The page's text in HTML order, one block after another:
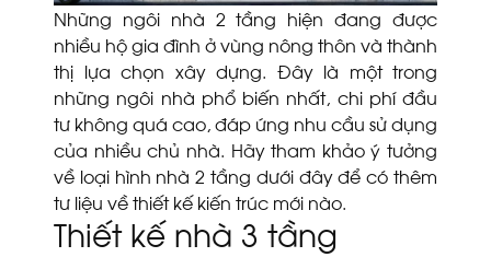
Những ngôi nhà 2 tầng hiện đang được
nhiều hộ gia đình ở vùng nông thôn và thành
thị lựa chọn xây dựng. Đây là một trong
những ngôi nhà phổ biến nhất, chi phí đầu
tư không quá cao, đáp ứng nhu cầu sử dụng
của nhiều chủ nhà. Hãy tham khảo ý tưởng
về loại hình nhà 2 tầng dưới đây để có thêm
tư liệu về thiết kế kiến trúc mới nào.
Thiết kế nhà 3 tầng